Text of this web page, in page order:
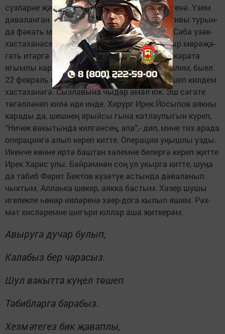
сүз­­­­ләрне җәлләмәгәч, чир ди­­­гәне дә тиз чигенә. Үзем
дә­­­валанган Шәмәрдән хас­та­­­­ха­нәсе коллективы­ ту­рын­­
да­­­ фәкать мактау сүз­лә­­ре ге­­нә әйтер идем. Саба үзәк­
хас­­таханәсе табиблары­на­ да бер­­ генә тапкыр мө­рә­җә­
гать итәр­­гә туры килмәде. Һәр­ва­кыт­­­ үземә карата
ягымлы ка­раш,­­­­ игътибар тойдым. Әле хә­­­терлим, быел
22 февраль көн­­­не бәйрәм алдыннан аяк ше­­­шеп килдем
хастаханәгә. Сыз­­­лавына чыдар әмәл юк. Эш­­­ сәгате
төгәлләнеп килә иде­­­ инде. Хирург Ирек Йо­сы­­пов­­ аякны
карады да, шеш­нең­­­ ярыйсы­ гы­на катлаулы­гын­­­ күреп,
“Ни­чек­ вакытын­да кил­­гәнсең, апа”,­- дип, мине тиз­­ арада
опе­рациягә алып ке­­­реп китте.­ Операция уңыш­лы­­­ узды.
Икенче көнне иртә баш­­­тан хәлемне белергә ке­реп­­­­ җитте
Ирек Харис улы. Бәй­­рәм­нән соң ул укырга кит­те, шу­ңа
да табиб Фәрит Бик­тов кү­зәтүе астында дә­ва­­ланып
чык­тым. Аллаһка шө­­кер, аякка­ бастым. Хәзер шу­­шы
игелекле һөнәр ия­лә­ре­­нә хәер-дога кылып яшим. Рәх­­
мәт хисләремне шигъри юл­­лар аша җиткерәм:
Авыруга дучар булып,
Калабыз бер чарасыз.
Шул вакытта күңел төшеп
Табибларга барабыз.
Хезмәтегез бик җаваплы,